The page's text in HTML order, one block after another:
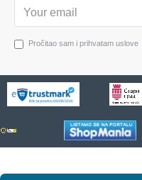
Pročitao sam i prihvatam uslove